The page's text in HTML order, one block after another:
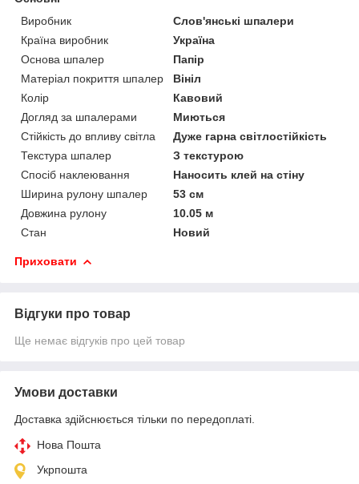
Виробник
Слов'янські шпалери
Країна виробник
Україна
Основа шпалер
Папір
Матеріал покриття шпалер
Вініл
Колір
Кавовий
Догляд за шпалерами
Миються
Стійкість до впливу світла
Дуже гарна світлостійкість
Текстура шпалер
З текстурою
Спосіб наклеювання
Наносить клей на стіну
Ширина рулону шпалер
53 см
Довжина рулону
10.05 м
Стан
Новий
Приховати
Відгуки про товар
Ще немає відгуків про цей товар
Умови доставки
Доставка здійснюється тільки по передоплаті.
Нова Пошта
Укрпошта